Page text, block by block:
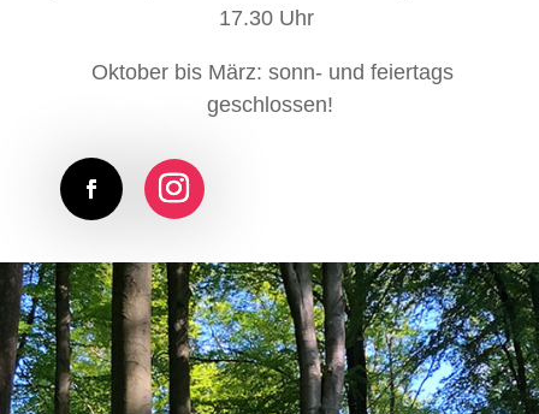
17.30 Uhr
Ok­to­ber bis März: sonn- und fei­er­tags
geschlossen!